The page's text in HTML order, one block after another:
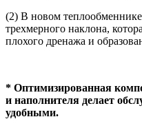
(2) В новом теплообменнике
трехмерного наклона,
плохого дренажа и
* Оптимизированная
и наполнителя делает
удобными.